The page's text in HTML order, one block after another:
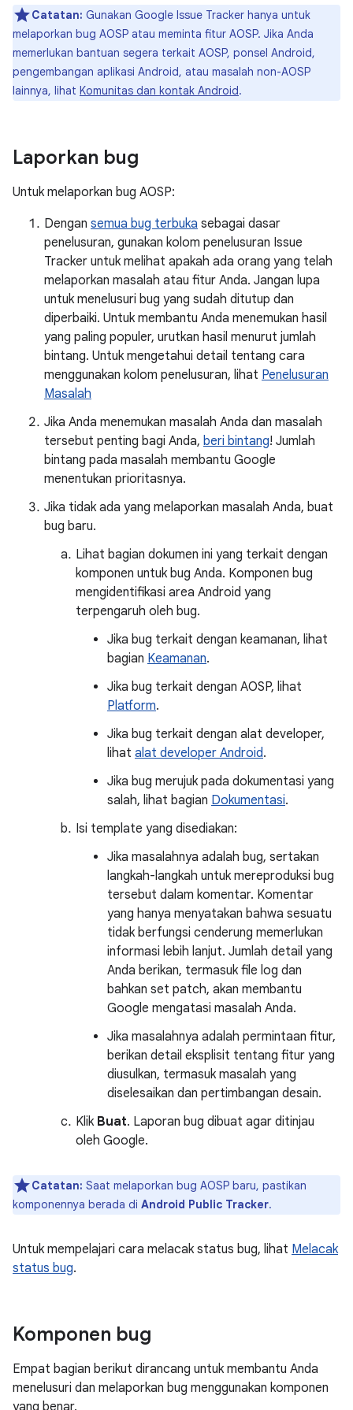
Catatan: Gunakan Google Issue Tracker hanya untuk
melaporkan bug AOSP atau meminta fitur AOSP. Jika Anda
memerlukan bantuan segera terkait AOSP, ponsel Android,
pengembangan aplikasi Android, atau masalah non-AOSP
lainnya, lihat Komunitas dan kontak Android.
Laporkan bug
Untuk melaporkan bug AOSP:
Dengan semua bug terbuka sebagai dasar
penelusuran, gunakan kolom penelusuran Issue
Tracker untuk melihat apakah ada orang yang telah
melaporkan masalah atau fitur Anda. Jangan lupa
untuk menelusuri bug yang sudah ditutup dan
diperbaiki. Untuk membantu Anda menemukan hasil
yang paling populer, urutkan hasil menurut jumlah
bintang. Untuk mengetahui detail tentang cara
menggunakan kolom penelusuran, lihat Penelusuran
Masalah
Jika Anda menemukan masalah Anda dan masalah
tersebut penting bagi Anda, beri bintang! Jumlah
bintang pada masalah membantu Google
menentukan prioritasnya.
Jika tidak ada yang melaporkan masalah Anda, buat
bug baru.
Lihat bagian dokumen ini yang terkait dengan
komponen untuk bug Anda. Komponen bug
mengidentifikasi area Android yang
terpengaruh oleh bug.
Jika bug terkait dengan keamanan, lihat
bagian Keamanan.
Jika bug terkait dengan AOSP, lihat
Platform.
Jika bug terkait dengan alat developer,
lihat alat developer Android.
Jika bug merujuk pada dokumentasi yang
salah, lihat bagian Dokumentasi.
Isi template yang disediakan:
Jika masalahnya adalah bug, sertakan
langkah-langkah untuk mereproduksi bug
tersebut dalam komentar. Komentar
yang hanya menyatakan bahwa sesuatu
tidak berfungsi cenderung memerlukan
informasi lebih lanjut. Jumlah detail yang
Anda berikan, termasuk file log dan
bahkan set patch, akan membantu
Google mengatasi masalah Anda.
Jika masalahnya adalah permintaan fitur,
berikan detail eksplisit tentang fitur yang
diusulkan, termasuk masalah yang
diselesaikan dan pertimbangan desain.
Klik Buat. Laporan bug dibuat agar ditinjau
oleh Google.
Catatan: Saat melaporkan bug AOSP baru, pastikan
komponennya berada di Android Public Tracker.
Untuk mempelajari cara melacak status bug, lihat Melacak
status bug.
Komponen bug
Empat bagian berikut dirancang untuk membantu Anda
menelusuri dan melaporkan bug menggunakan komponen
yang benar.